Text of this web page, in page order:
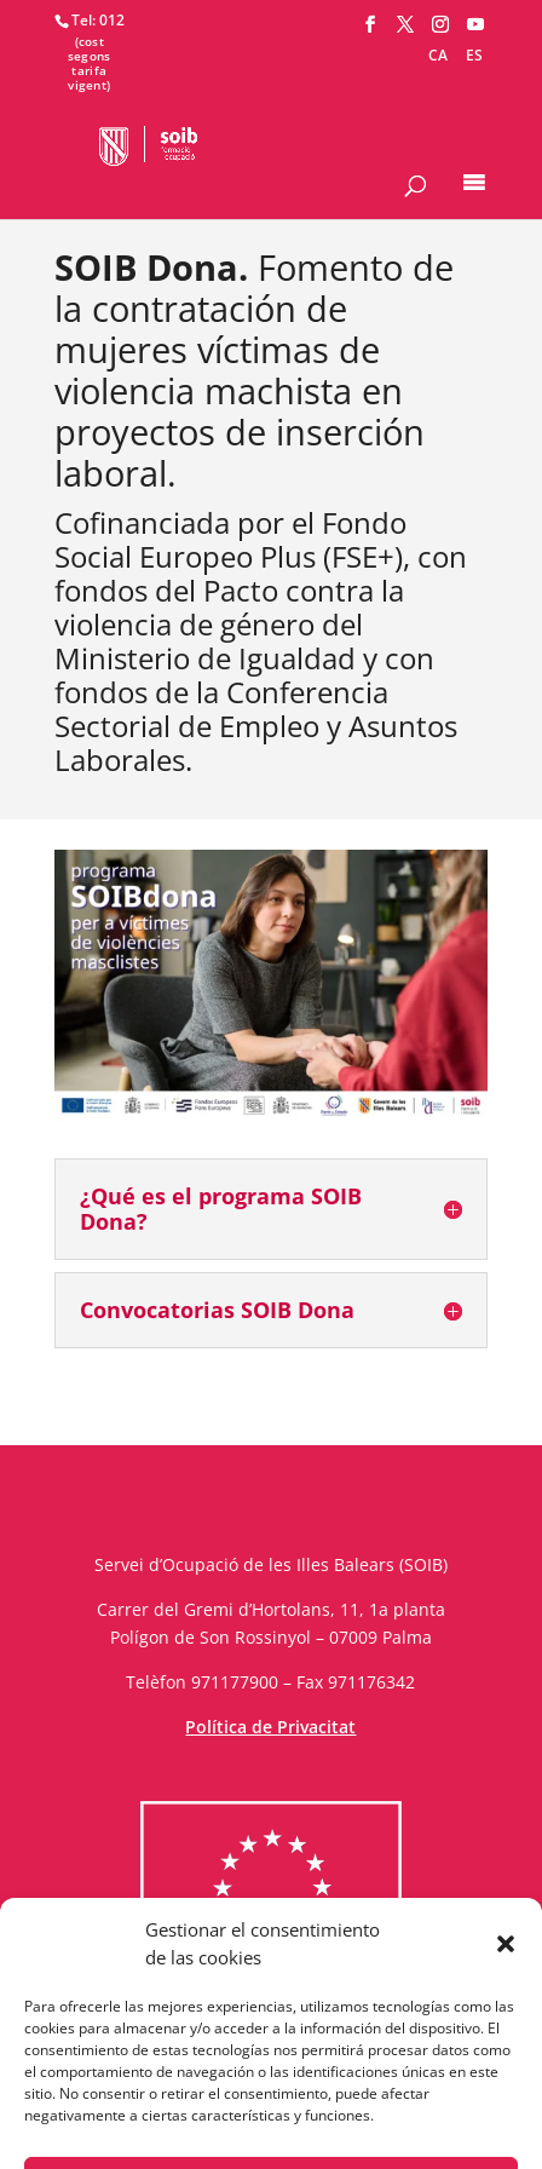
Gestionar el consentimiento
de las cookies
Para ofrecerle las mejores experiencias, utilizamos tecnologías como las
cookies para almacenar y/o acceder a la información del dispositivo. El
consentimiento de estas tecnologías nos permitirá procesar datos como
el comportamiento de navegación o las identificaciones únicas en este
sitio. No consentir o retirar el consentimiento, puede afectar
negativamente a ciertas características y funciones.
Tel: 012
CA
ES
SOIB Dona. Fomento de
la contratación de
mujeres víctimas de
violencia machista en
proyectos de inserción
laboral.
Cofinanciada por el Fondo
Social Europeo Plus (FSE+), con
fondos del Pacto contra la
violencia de género del
Ministerio de Igualdad y con
fondos de la Conferencia
Sectorial de Empleo y Asuntos
Laborales.
¿Qué es el programa SOIB
Dona?
Convocatorias SOIB Dona
Consulta els programes
finançats per la Unió Europea
Servei d’Ocupació de les Illes Balears (SOIB)
Carrer del Gremi d’Hortolans, 11, 1a planta
Polígon de Son Rossinyol – 07009 Palma
Telèfon 971177900 – Fax 971176342
Política de Privacitat